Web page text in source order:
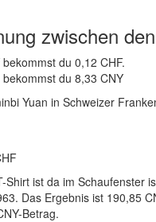
zwischen
du 0,12 CHF.
du 8,33 CNY
Yuan in Schweizer
ist da im
Das Ergebnis ist 190,85
Betrag.